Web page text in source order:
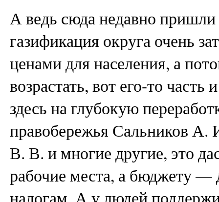
А ведь сюда недавно пришли
газификация округа очень
ценами для населения, а
возрастать, вот его-то
здесь на глубокую
правобережья Сальников
В. В. и многие другие, это
рабочие места, а бюджету —